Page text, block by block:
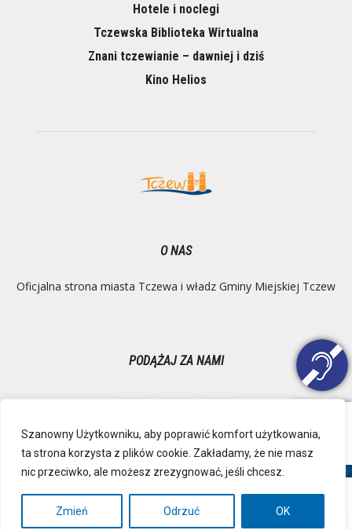
Szanowny Użytkowniku, aby poprawić komfort użytkowania,
ta strona korzysta z plików cookie. Zakładamy, że nie masz
nic przeciwko, ale możesz zrezygnować, jeśli chcesz.
Zmień Odrzuć OK
Hotele i noclegi
Tczewska Biblioteka Wirtualna
Znani tczewianie – dawniej i dziś
Kino Helios
O NAS
Oficjalna strona miasta Tczewa i władz Gminy Miejskiej Tczew
PODĄŻAJ ZA NAMI
Ochrona danych osobowych
Inspektor Danych Osobowych
Polityka Prywatności
Deklaracja dostępności
RSS
Kontakt
© Urząd Miejski, Plac Marszałka Józefa Piłsudskiego 1